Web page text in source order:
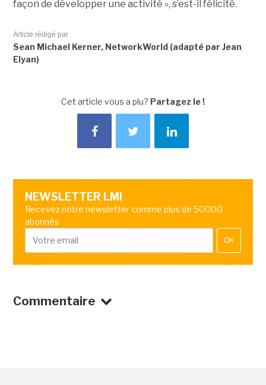
façon de développer une activité », s’est-il félicité.
Article rédigé par
Sean Michael Kerner, NetworkWorld (adapté par Jean
Elyan)
Cet article vous a plu? Partagez le !
NEWSLETTER LMI
Recevez notre newsletter comme plus de 50000
abonnés
OK
Commentaire